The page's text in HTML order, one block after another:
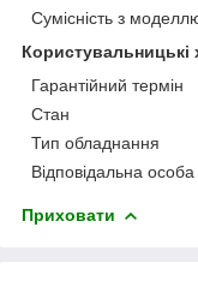
Сумісність з
Користувальницькі
Гарантійний термін
Стан
Тип обладнання
Відповідальна особа
Приховати